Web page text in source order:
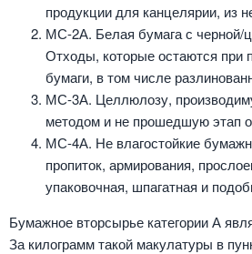
продукции для канцелярии, из
МС-2А. Белая бумага с черной/
Отходы, которые остаются при
бумаги, в том числе
МС-3А. Целлюлозу,
методом и не прошедшую этап
МС-4А. Не влагостойкие
пропиток, армирования,
упаковочная, шпагатная и
Бумажное вторсырье категории А
За килограмм такой макулатуры в